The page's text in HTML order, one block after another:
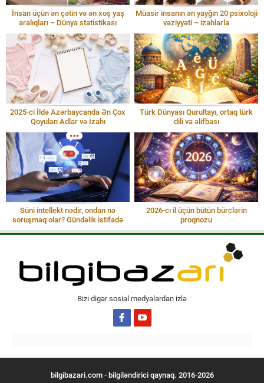
İnsan üçün ən çətin və ən xoş yaş
aralıqları – Dünya statistikası
Müasir insanın ən yayğın 20 psixoloji
vəziyyəti – izahlarla
2025-ci İldə Azərbaycanda Ən Çox
Qoyulan Adlar və İzahı
Türk Dünyası Qurultayı, ortaq türk
dili və əlifbası
Süni intellekt nədir, ondan nə
soruşmaq olar? Gündəlik istifadə
2026-cı il üçün bütün bürclərin
proqnozu
Bizi digər sosial medyalardan izlə
bilgibazari.com - bilgiləndirici qaynaq. 2016-2026